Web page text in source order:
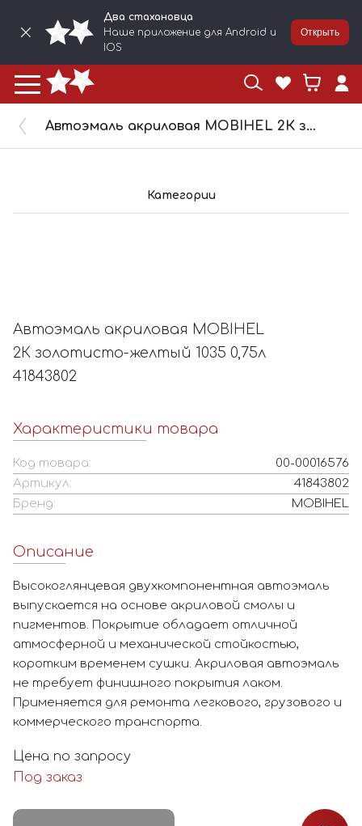
Два стахановца
Наше приложение для Android и
IOS
Открыть
Автоэмаль акриловая MOBIHEL 2К золотисто-желтый 1035 0,75л 41843802
Категории
Автоэмаль акриловая MOBIHEL
2К золотисто-желтый 1035 0,75л
41843802
Характеристики товара
Код товара:
00-00016576
Артикул:
41843802
Бренд:
MOBIHEL
Описание
Высокоглянцевая двухкомпонентная автоэмаль
выпускается на основе акриловой смолы и
пигментов. Покрытие обладает отличной
атмосферной и механической стойкостью,
коротким временем сушки. Акриловая автоэмаль
не требует финишного покрытия лаком.
Применяется для ремонта легкового, грузового и
коммерческого транспорта.
Цена по запросу
Под заказ